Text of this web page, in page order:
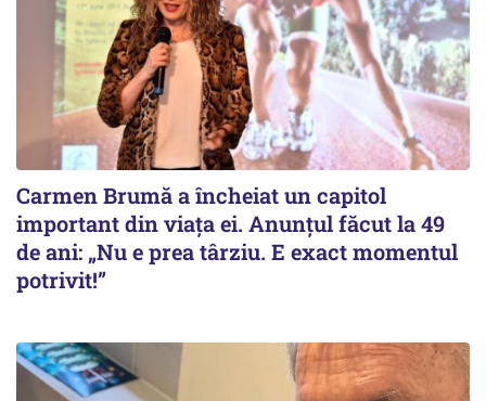
Carmen Brumă a încheiat un capitol
important din viața ei. Anunțul făcut la 49
de ani: „Nu e prea târziu. E exact momentul
potrivit!”